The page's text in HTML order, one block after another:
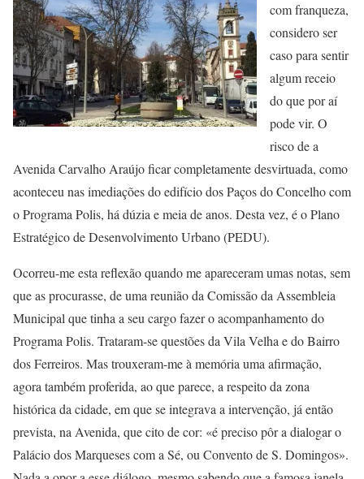
com franqueza,
considero ser
caso para sentir
algum receio
do que por aí
pode vir. O
risco de a
Avenida Carvalho Araújo ficar completamente desvirtuada, como
aconteceu nas imediações do edifício dos Paços do Concelho com
o Programa Polis, há dúzia e meia de anos. Desta vez, é o Plano
Estratégico de Desenvolvimento Urbano (PEDU).
Ocorreu-me esta reflexão quando me apareceram umas notas, sem
que as procurasse, de uma reunião da Comissão da Assembleia
Municipal que tinha a seu cargo fazer o acompanhamento do
Programa Polis. Trataram-se questões da Vila Velha e do Bairro
dos Ferreiros. Mas trouxeram-me à memória uma afirmação,
agora também proferida, ao que parece, a respeito da zona
histórica da cidade, em que se integrava a intervenção, já então
prevista, na Avenida, que cito de cor: «é preciso pôr a dialogar o
Palácio dos Marqueses com a Sé, ou Convento de S. Domingos».